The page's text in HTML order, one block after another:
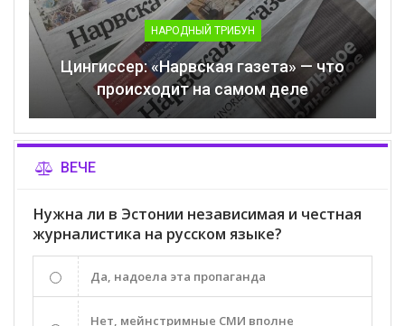
НАРОДНЫЙ ТРИБУН
Цингиссер: «Нарвская газета» — что
происходит на самом деле
ВЕЧЕ
Нужна ли в Эстонии независимая и честная
журналистика на русском языке?
Да, надоела эта пропаганда
Нет, мейнстримные СМИ вполне